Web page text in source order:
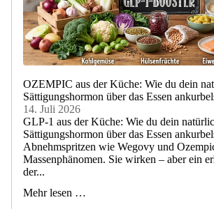
OZEMPIC aus der Küche: Wie du dein
Sättigungshormon über das Essen
14. Juli 2026
GLP-1 aus der Küche: Wie du dein
Sättigungshormon über das Essen
Abnehmspritzen wie Wegovy und
Massenphänomen. Sie wirken – aber ein
der...
Mehr lesen …